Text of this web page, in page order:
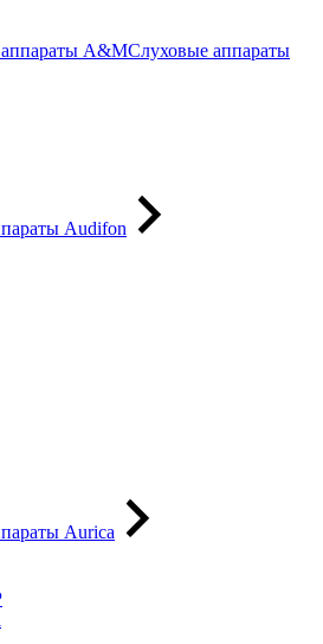
Слуховые аппараты
Audifon
Aurica